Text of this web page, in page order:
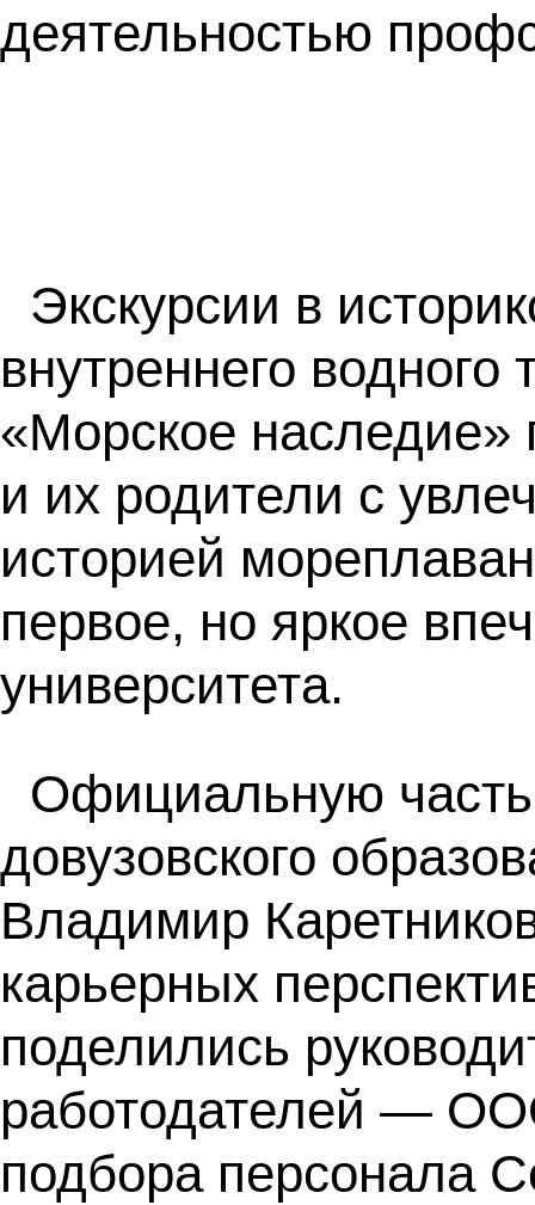
деятельностью
Экскурсии в
внутреннего
«Морское наследие»
и их родители с
историей
первое, но яркое
университета.
Официальную часть
довузовского
Владимир
карьерных
поделились
работодателей —
подбора персонала